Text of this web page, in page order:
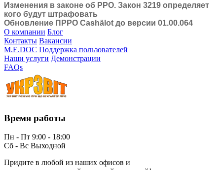
Изменения в законе об РРО. Закон 3219 определяет
кого будут штрафовать
Обновление ПРРО Cashӓlot до версии 01.00.064
О компании Блог
Контакты Вакансии
M.E.DOC Поддержка пользователей
Наши услуги Демонстрации
FAQs
Время работы
Пн - Пт 9:00 - 18:00
Сб - Вс Выходной
Придите в любой из наших офисов и